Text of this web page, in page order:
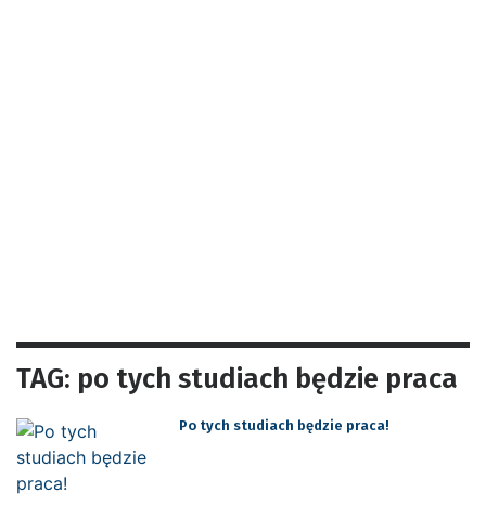
TAG: po tych studiach będzie praca
Po tych studiach będzie praca!